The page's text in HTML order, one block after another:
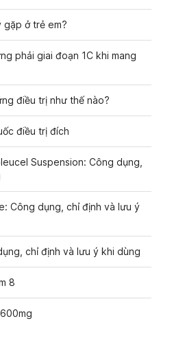
gặp ở trẻ em?
phải giai đoạn 1C khi mang
điều trị như thế nào?
điều trị đích
Suspension: Công dụng,
Công dụng, chỉ định và lưu ý
chỉ định và lưu ý khi dùng
8